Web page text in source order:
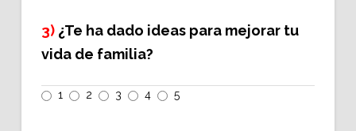
3)¿Te ha dado ideas para mejorar tu
vida de familia?
1 2 3 4 5